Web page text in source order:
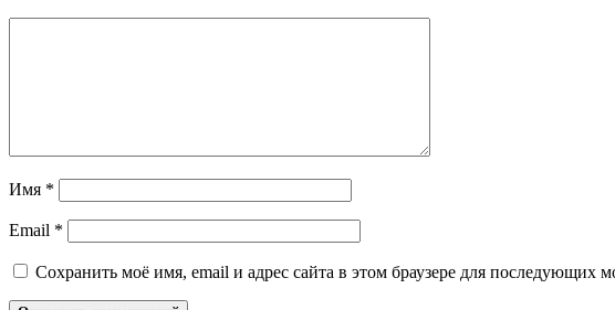
Имя *
Email *
Сохранить моё имя, email и адрес сайта в этом браузере для последующих